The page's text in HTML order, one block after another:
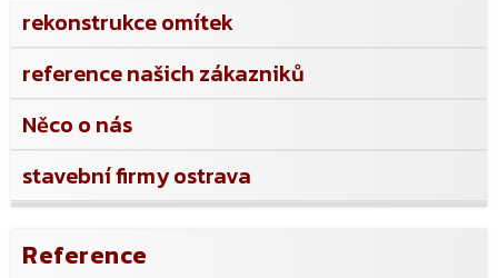
rekonstrukce omítek
reference našich zákazniků
Něco o nás
stavební firmy ostrava
Reference